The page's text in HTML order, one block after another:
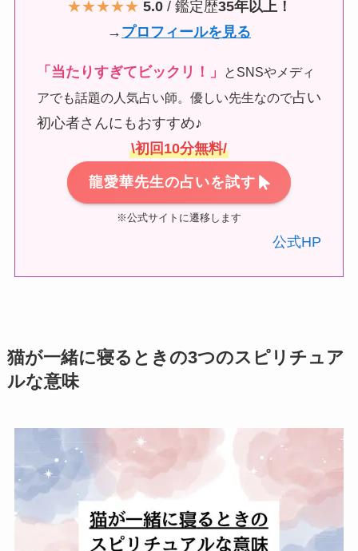
★★★★★ 5.0/ 鑑定歴35年以上！
→ プロフィールを見る
「当たりすぎてビックリ！」
とSNSやメディ
アでも話題の人気占い師。優しい先生なので占い
初心者さんにもおすすめ♪
\初回10分無料/
龍愛華先生の占いを試す
※公式サイトに遷移します
公式HP
猫が一緒に寝るときの3つのスピリチュア
ルな意味